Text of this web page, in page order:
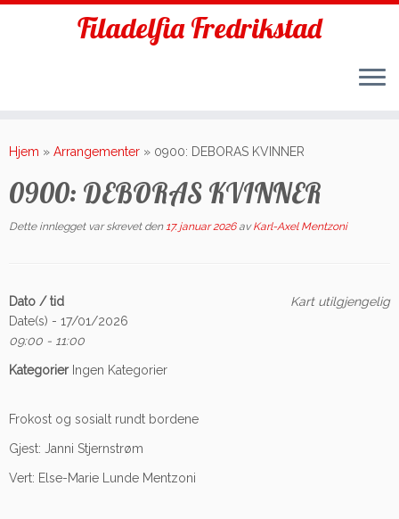
to
Filadelfia Fredrikstad
Hjem » Arrangementer » 0900: DEBORAS KVINNER
0900: DEBORAS KVINNER
Dette innlegget var skrevet den 17. januar 2026 avKarl-Axel Mentzoni
Kart utilgjengelig
Dato / tid
Date(s) - 17/01/2026
09:00 - 11:00
KategorierIngen Kategorier
Frokost og sosialt rundt bordene
Gjest: Janni Stjernstrøm
Vert: Else-Marie Lunde Mentzoni